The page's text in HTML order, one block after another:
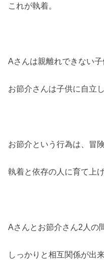
これが執着。
Aさんは親離れできない子
お節介さんは子供に自立
お節介という行為は、冒
執着と依存の人に育て上
Aさんとお節介さん2人の
しっかりと相互関係が出